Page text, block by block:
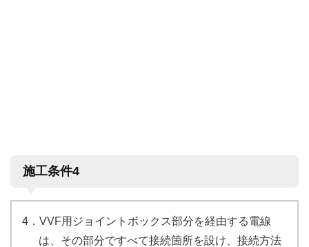
施工条件4
4．VVF用ジョイントボックス部分を経由する電線
は、その部分ですべて接続箇所を設け、接続方法